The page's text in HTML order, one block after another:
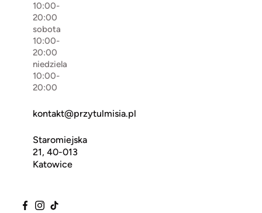
10:00-
20:00
sobota
10:00-
20:00
niedziela
10:00-
20:00
kontakt@przytulmisia.pl
Staromiejska
21, 40-013
Katowice